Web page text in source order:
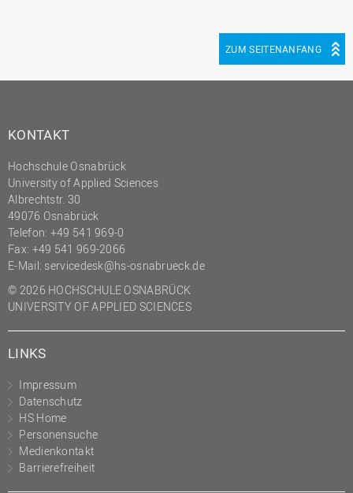
ZUM SEITENANFANG
KONTAKT
Hochschule Osnabrück
University of Applied Sciences
Albrechtstr. 30
49076 Osnabrück
Telefon: +49 541 969-0
Fax: +49 541 969-2066
E-Mail: servicedesk@hs-osnabrueck.de
© 2026 HOCHSCHULE OSNABRÜCK
UNIVERSITY OF APPLIED SCIENCES
LINKS
Impressum
Datenschutz
HS Home
Personensuche
Medienkontakt
Barrierefreiheit